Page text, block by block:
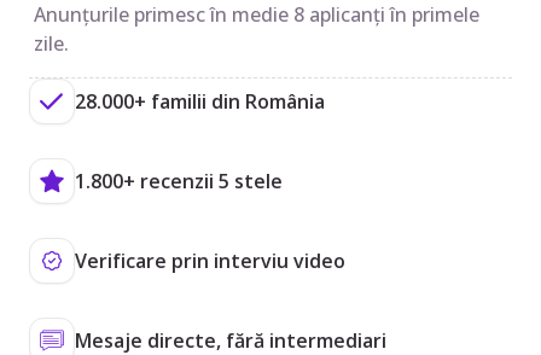
Anunțurile primesc în medie 8 aplicanți în primele
zile.
28.000+ familii din România
1.800+ recenzii 5 stele
Verificare prin interviu video
Mesaje directe, fără intermediari